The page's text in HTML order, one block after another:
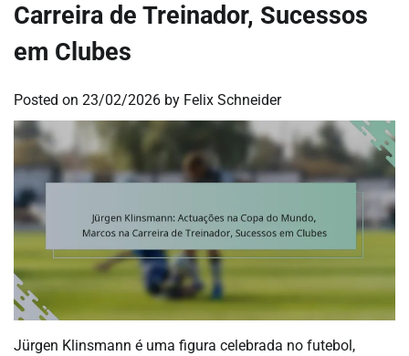
Carreira de Treinador, Sucessos
em Clubes
Posted on 23/02/2026 by Felix Schneider
Jürgen Klinsmann é uma figura celebrada no futebol,